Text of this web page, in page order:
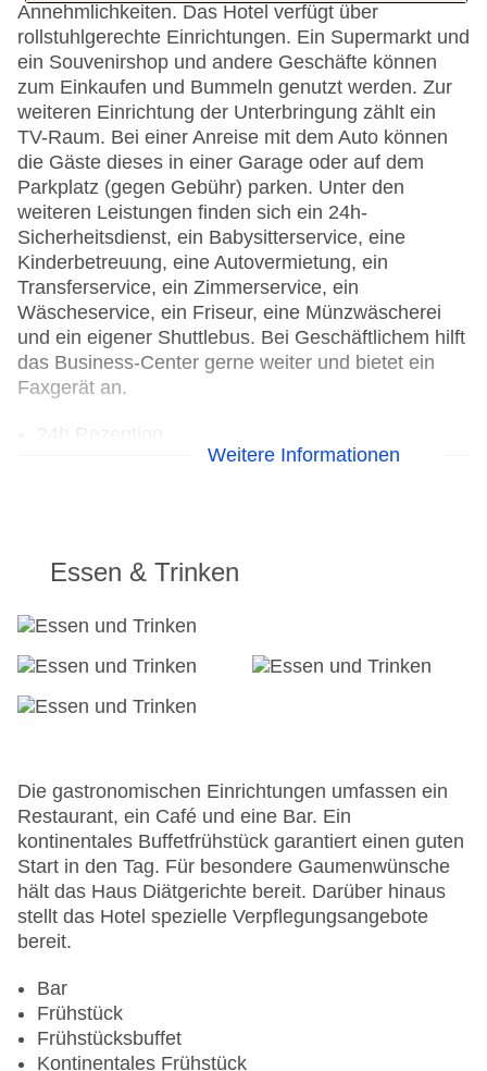
Annehmlichkeiten. Das Hotel verfügt über
rollstuhlgerechte Einrichtungen. Ein Supermarkt und
ein Souvenirshop und andere Geschäfte können
zum Einkaufen und Bummeln genutzt werden. Zur
weiteren Einrichtung der Unterbringung zählt ein
TV-Raum. Bei einer Anreise mit dem Auto können
die Gäste dieses in einer Garage oder auf dem
Parkplatz (gegen Gebühr) parken. Unter den
weiteren Leistungen finden sich ein 24h-
Sicherheitsdienst, ein Babysitterservice, eine
Kinderbetreuung, eine Autovermietung, ein
Transferservice, ein Zimmerservice, ein
Wäscheservice, ein Friseur, eine Münzwäscherei
und ein eigener Shuttlebus. Bei Geschäftlichem hilft
das Business-Center gerne weiter und bietet ein
Faxgerät an.
Parkplatz: gegen Gebühr
Garage
Hotelsafe
Lift
Minimarkt
Anzahl der Aufzüge: 1
Sonnenterrasse
Gesamtanzahl der Zimmer: 501
Pools:Indoor Pool, Outdoor Pool, Sonnenschirme
am Pool, Liegen am Pool
Zahlungsarten: American Express, Diners Club,
Mastercard, Visa
Landeskategorie: 4 Sterne
Weitere Informationen
Essen & Trinken
Die gastronomischen Einrichtungen umfassen ein
Restaurant, ein Café und eine Bar. Ein
kontinentales Buffetfrühstück garantiert einen guten
Start in den Tag. Für besondere Gaumenwünsche
hält das Haus Diätgerichte bereit. Darüber hinaus
stellt das Hotel spezielle Verpflegungsangebote
bereit.
Bar
Frühstück
Frühstücksbuffet
Kontinentales Frühstück